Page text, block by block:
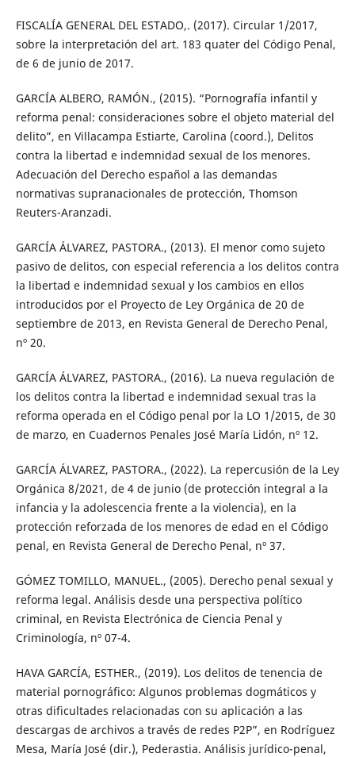
FISCALÍA GENERAL DEL ESTADO,. (2017). Circular 1/2017,
sobre la interpretación del art. 183 quater del Código Penal,
de 6 de junio de 2017.
GARCÍA ALBERO, RAMÓN., (2015). “Pornografía infantil y
reforma penal: consideraciones sobre el objeto material del
delito”, en Villacampa Estiarte, Carolina (coord.), Delitos
contra la libertad e indemnidad sexual de los menores.
Adecuación del Derecho español a las demandas
normativas supranacionales de protección, Thomson
Reuters-Aranzadi.
GARCÍA ÁLVAREZ, PASTORA., (2013). El menor como sujeto
pasivo de delitos, con especial referencia a los delitos contra
la libertad e indemnidad sexual y los cambios en ellos
introducidos por el Proyecto de Ley Orgánica de 20 de
septiembre de 2013, en Revista General de Derecho Penal,
nº 20.
GARCÍA ÁLVAREZ, PASTORA., (2016). La nueva regulación de
los delitos contra la libertad e indemnidad sexual tras la
reforma operada en el Código penal por la LO 1/2015, de 30
de marzo, en Cuadernos Penales José María Lidón, nº 12.
GARCÍA ÁLVAREZ, PASTORA., (2022). La repercusión de la Ley
Orgánica 8/2021, de 4 de junio (de protección integral a la
infancia y la adolescencia frente a la violencia), en la
protección reforzada de los menores de edad en el Código
penal, en Revista General de Derecho Penal, nº 37.
GÓMEZ TOMILLO, MANUEL., (2005). Derecho penal sexual y
reforma legal. Análisis desde una perspectiva político
criminal, en Revista Electrónica de Ciencia Penal y
Criminología, nº 07-4.
HAVA GARCÍA, ESTHER., (2019). Los delitos de tenencia de
material pornográfico: Algunos problemas dogmáticos y
otras dificultades relacionadas con su aplicación a las
descargas de archivos a través de redes P2P”, en Rodríguez
Mesa, María José (dir.), Pederastia. Análisis jurídico-penal,